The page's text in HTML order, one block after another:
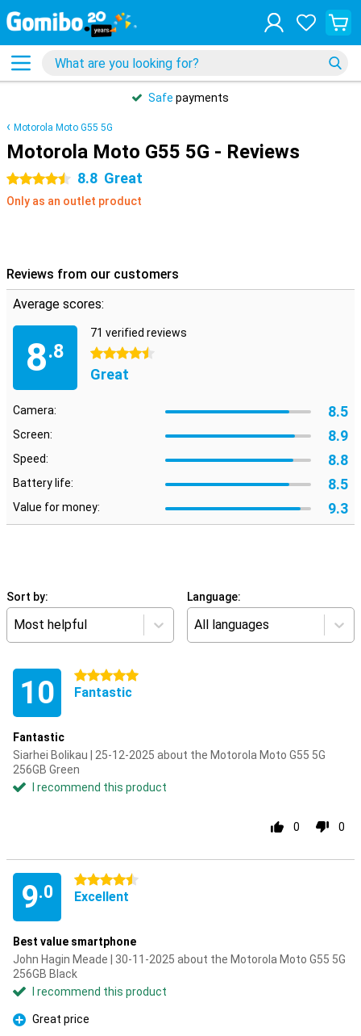
Safe payments
Motorola Moto G55 5G
Motorola Moto G55 5G - Reviews
4.5 stars 8.8 Great
Only as an outlet product
Reviews from our customers
Average scores:
8.8
71 verified reviews
4.5 stars
Great
Camera: 8.5
Screen: 8.9
Speed: 8.8
Battery life: 8.5
Value for money: 9.3
Sort by:
Most helpful
Language:
All languages
10 5 stars
Fantastic
Fantastic
Siarhei Bolikau | 25-12-2025 about the Motorola Moto G55 5G
256GB Green
I recommend this product
0 0
9.0
4.5 stars
Excellent
Best value smartphone
John Hagin Meade | 30-11-2025 about the Motorola Moto G55 5G
256GB Black
I recommend this product
Pro
Great price